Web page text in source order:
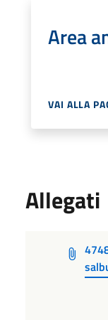
Area
VAI ALLA
Allegati